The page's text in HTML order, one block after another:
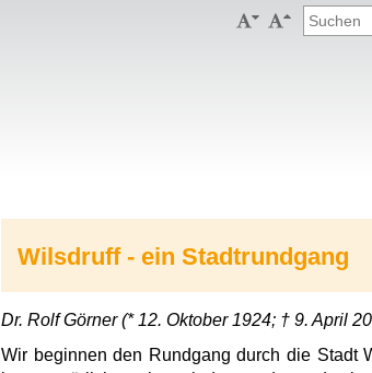
 
Wilsdruff - ein Stadtrundgang
Dr. Rolf Görner (* 12. Oktober 1924; † 9. April
Wir beginnen den Rundgang durch die Stadt